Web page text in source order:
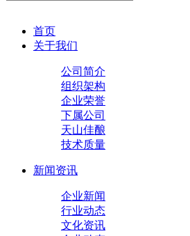
首页
关于我们
公司简介
组织架构
企业荣誉
下属公司
天山佳酿
技术质量
新闻资讯
企业新闻
行业动态
文化资讯